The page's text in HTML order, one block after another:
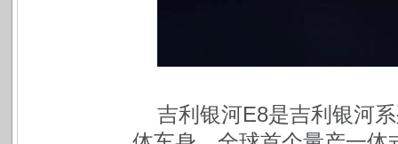
吉利银河E8是吉利银河